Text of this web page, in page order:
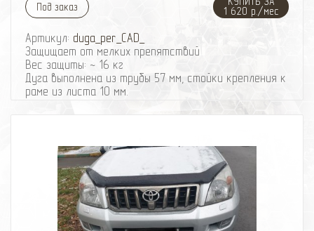
Под заказ
1 620 р./мес
Артикул: duga_per_CAD_
Защищает от мелких препятствий
Вес защиты: ~ 16 кг
Дуга выполнена из трубы 57 мм, стойки крепления к
раме из листа 10 мм.
При отсутствии механических повреждений
гаpантия на покраску всех наших изделий - полгода.
на установку, Вы можете по телефону: 8-495-
05